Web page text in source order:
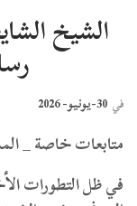
الشيخ
في 30-يونيو- 2026
متابعات خاصة _
​في ظل التطورات